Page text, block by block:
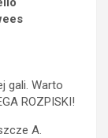
gali. Warto
ROZPISKI!
A.